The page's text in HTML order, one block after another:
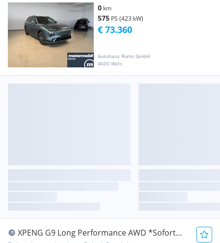
0 km
575 PS (423 kW)
Autohaus Riehs GmbH
4600 Wels
€ 73.360
XPENG G9 Long Performance AWD *Sofort